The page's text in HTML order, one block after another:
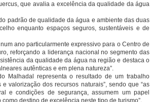
que avalia a excelência da qualidade da água
padrão de qualidade da água e ambiente das duas
enquanto espaços seguros, sustentáveis e de
ano particularmente expressivo para o Centro de
reforçando a liderança nacional no segmento das
da qualidade da água na região e destaca o
autênticas e em plena natureza”.
Malhadal representa o resultado de um trabalho
valorização dos recursos naturais”, sendo que “as
e condições de segurança, assumem um papel
destino de excelência neste tipo de turismo”.